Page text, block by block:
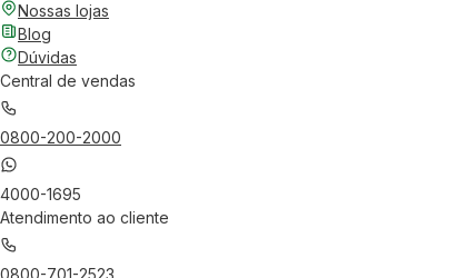
Nossas lojas
Blog
Dúvidas
Central de vendas
0800-200-2000
4000-1695
Atendimento ao cliente
0800-701-2523